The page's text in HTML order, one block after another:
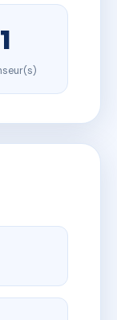
1